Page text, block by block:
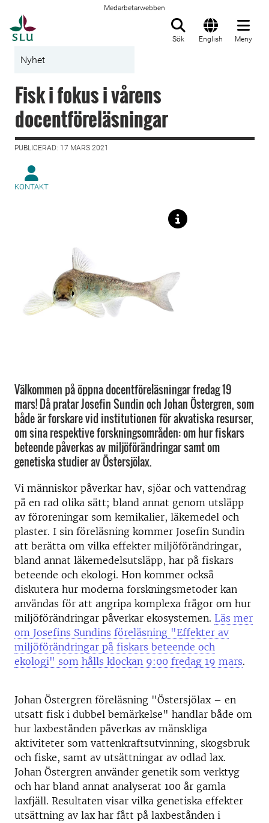
Medarbetarwebben
Sök English Meny
Nyhet
Fisk i fokus i vårens
docentföreläsningar
PUBLICERAD: 17 MARS 2021
KONTAKT
Välkommen på öppna docentföreläsningar fredag 19
mars! Då pratar Josefin Sundin och Johan Östergren, som
både är forskare vid institutionen för akvatiska resurser,
om sina respektive forskningsområden: om hur fiskars
beteende påverkas av miljöförändringar samt om
genetiska studier av Östersjölax.
Vi människor påverkar hav, sjöar och vattendrag
på en rad olika sätt; bland annat genom utsläpp
av föroreningar som kemikalier, läkemedel och
plaster. I sin föreläsning kommer Josefin Sundin
att berätta om vilka effekter miljöförändringar,
bland annat läkemedelsutsläpp, har på fiskars
beteende och ekologi. Hon kommer också
diskutera hur moderna forskningsmetoder kan
användas för att angripa komplexa frågor om hur
miljöförändringar påverkar ekosystemen. Läs mer
om Josefins Sundins föreläsning "Effekter av
miljöförändringar på fiskars beteende och
ekologi" som hålls klockan 9:00 fredag 19 mars.
Johan Östergren föreläsning "Östersjölax – en
utsatt fisk i dubbel bemärkelse" handlar både om
hur laxbestånden påverkas av mänskliga
aktiviteter som vattenkraftsutvinning, skogsbruk
och fiske, samt av utsättningar av odlad lax.
Johan Östergren använder genetik som verktyg
och har bland annat analyserat 100 år gamla
laxfjäll. Resultaten visar vilka genetiska effekter
utsättning av lax har fått på laxbestånden i